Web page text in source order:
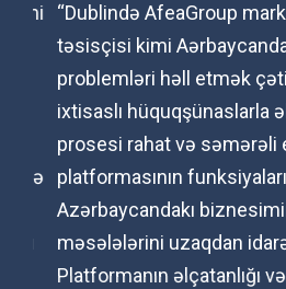
“Dublində AfeaGroup
təsisçisi kimi
problemləri həll etmək çətin
ixtisaslı hüquqşünaslarla
prosesi rahat və səmərəli
platformasının funksiyaları
Azərbaycandakı biznesimin
məsələlərini uzaqdan idarə
Platformanın əlçatanlığı və